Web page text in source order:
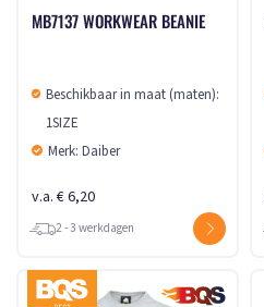
MB7137 WORKWEAR BEANIE
Beschikbaar in maat (maten):
1SIZE
Merk: Daiber
v.a. € 6,20
2 - 3 werkdagen